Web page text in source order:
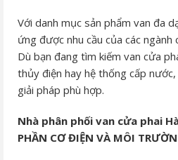
Với danh mục sản phẩm van đa
ứng được nhu cầu của các ngành
Dù bạn đang tìm kiếm van cửa
thủy điện hay hệ thống cấp
giải pháp phù hợp.
Nhà phân phối van cửa phai
PHẦN CƠ ĐIỆN VÀ MÔI